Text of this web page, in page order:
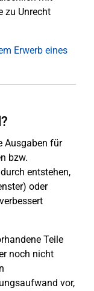
zu Unrecht
Erwerb eines
Ausgaben für
bzw.
entstehen,
oder
Teile
noch nicht
vor,